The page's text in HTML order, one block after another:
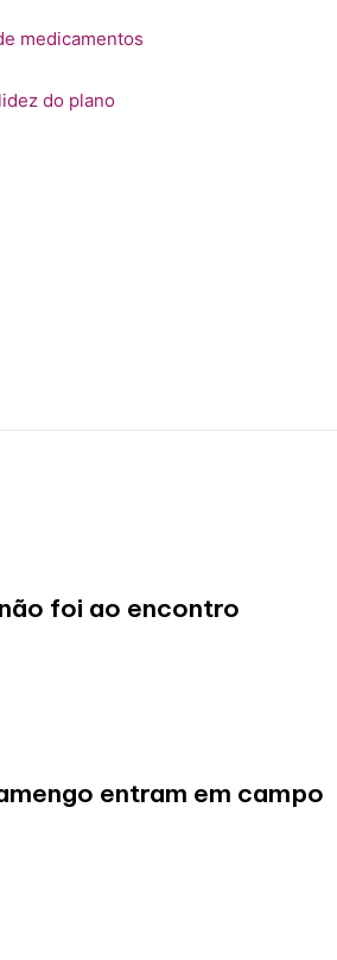
medicamentos
do plano
foi ao encontro
entram em campo